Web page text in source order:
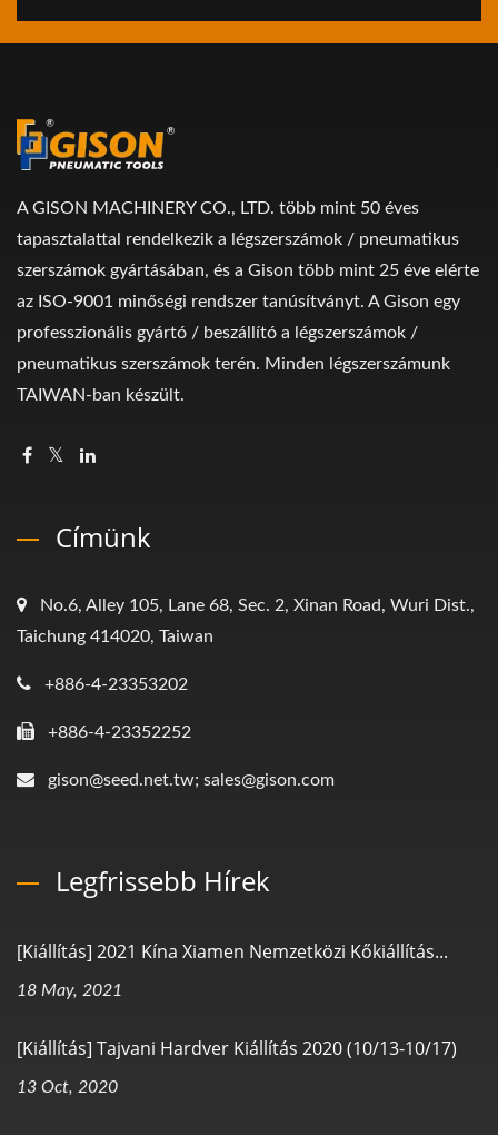
A GISON MACHINERY CO., LTD. több mint 50 éves
tapasztalattal rendelkezik a légszerszámok / pneumatikus
szerszámok gyártásában, és a Gison több mint 25 éve elérte
az ISO-9001 minőségi rendszer tanúsítványt. A Gison egy
professzionális gyártó / beszállító a légszerszámok /
pneumatikus szerszámok terén. Minden légszerszámunk
TAIWAN-ban készült.
Címünk
No.6, Alley 105, Lane 68, Sec. 2, Xinan Road, Wuri Dist.,
Taichung 414020, Taiwan
+886-4-23353202
+886-4-23352252
gison@seed.net.tw; sales@gison.com
Legfrissebb Hírek
[Kiállítás] 2021 Kína Xiamen Nemzetközi Kőkiállítás...
18 May, 2021
[Kiállítás] Tajvani Hardver Kiállítás 2020 (10/13-10/17)
13 Oct, 2020